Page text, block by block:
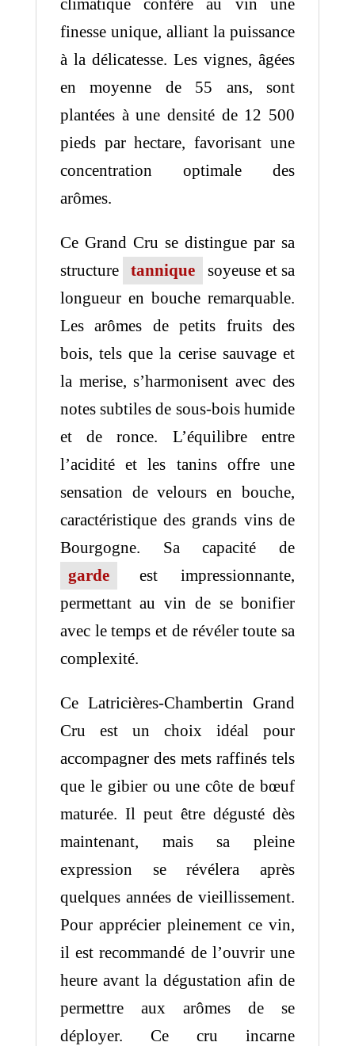
climatique confère au vin une
finesse unique, alliant la puissance
à la délicatesse. Les vignes, âgées
en moyenne de 55 ans, sont
plantées à une densité de 12 500
pieds par hectare, favorisant une
concentration optimale des
arômes.
Ce Grand Cru se distingue par sa
structure
tannique
soyeuse et sa
longueur en bouche remarquable.
Les arômes de petits fruits des
bois, tels que la cerise sauvage et
la merise, s’harmonisent avec des
notes subtiles de sous-bois humide
et de ronce.
L’équilibre entre
l’acidité et les tanins offre une
sensation de velours en bouche,
caractéristique des grands vins de
Bourgogne.
Sa capacité de
garde
est impressionnante,
permettant au vin de se bonifier
avec le temps et de révéler toute sa
complexité.
Ce Latricières-Chambertin Grand
Cru est un choix idéal pour
accompagner des mets raffinés tels
que le gibier ou une côte de bœuf
maturée. Il peut être dégusté dès
maintenant, mais sa pleine
expression se révélera après
quelques années de vieillissement.
Pour apprécier pleinement ce vin,
il est recommandé de l’ouvrir une
heure avant la dégustation afin de
permettre aux arômes de se
déployer.
Ce cru incarne